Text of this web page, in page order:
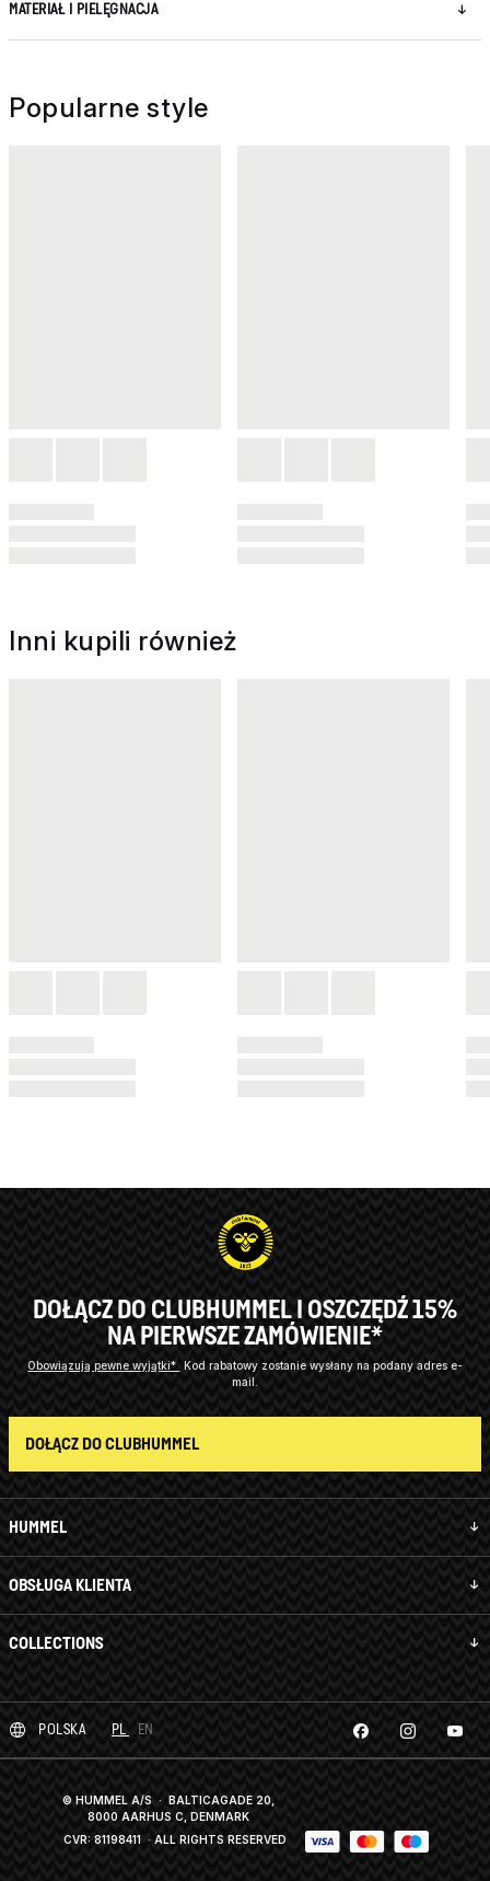
MATERIAŁ I PIELĘGNACJA
Popularne style
Inni kupili również
HUMMEL
OBSŁUGA KLIENTA
COLLECTIONS
DOŁĄCZ DO CLUBHUMMEL I OSZCZĘDŹ 15%
NA PIERWSZE ZAMÓWIENIE*
Obowiązują pewne wyjątki* Kod rabatowy zostanie wysłany na podany adres e-
mail.
DOŁĄCZ DO CLUBHUMMEL
POLSKA PL EN
© HUMMEL A/S · BALTICAGADE 20,
8000 AARHUS C, DENMARK
CVR: 81198411 · ALL RIGHTS RESERVED